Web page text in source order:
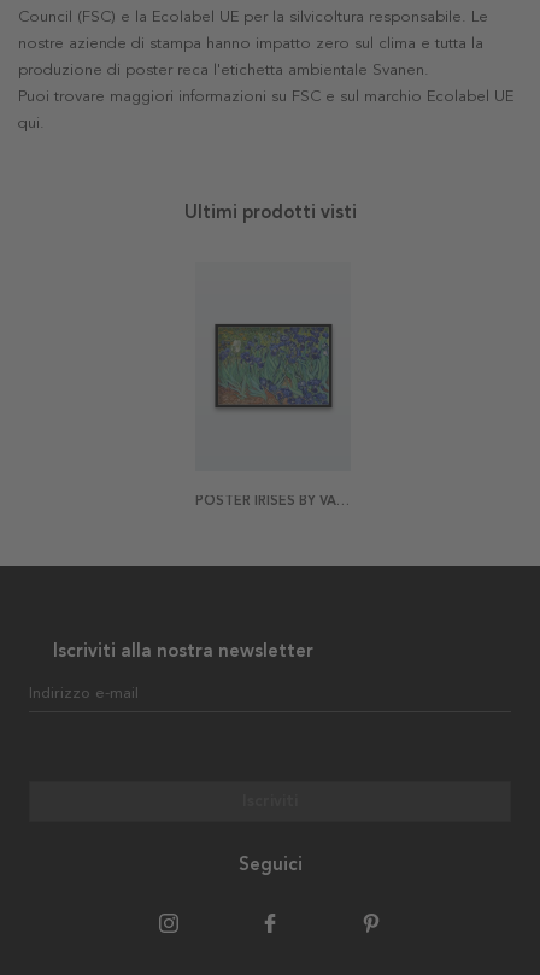
Council (FSC) e la Ecolabel UE per la silvicoltura responsabile. Le
nostre aziende di stampa hanno impatto zero sul clima e tutta la
produzione di poster reca l'etichetta ambientale Svanen.
Puoi trovare maggiori informazioni su FSC e sul marchio Ecolabel UE
qui.
Ultimi prodotti visti
POSTER IRISES BY VAN GOGH
Iscriviti alla nostra newsletter
Indirizzo e-mail
Seguici